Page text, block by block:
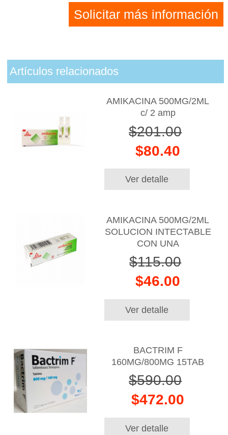
Solicitar más información
Artículos relacionados
AMIKACINA 500MG/2ML
c/ 2 amp
$201.00
$80.40
Ver detalle
AMIKACINA 500MG/2ML
SOLUCION INTECTABLE
CON UNA
$115.00
$46.00
Ver detalle
BACTRIM F
160MG/800MG 15TAB
$590.00
$472.00
Ver detalle